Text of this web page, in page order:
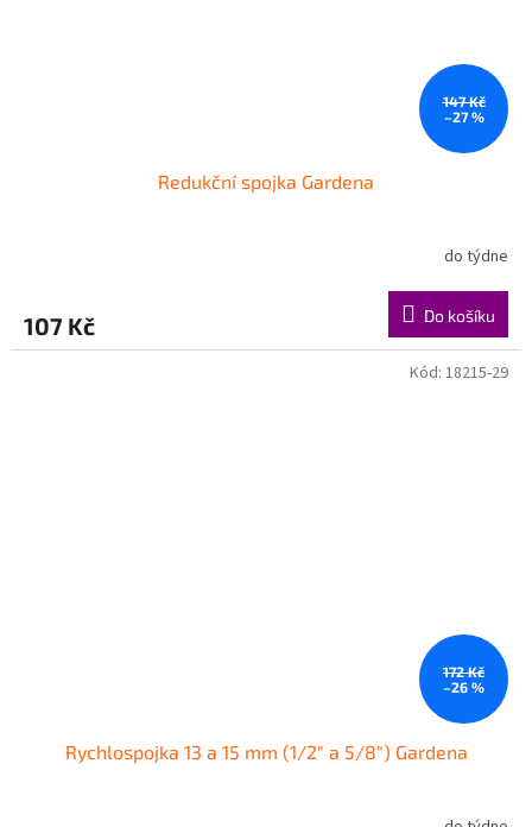
147 Kč
–27 %
Redukční spojka Gardena
do týdne
107 Kč Do košíku
172 Kč
–26 %
Rychlospojka 13 a 15 mm (1/2" a 5/8") Gardena
Kód: 18215-29